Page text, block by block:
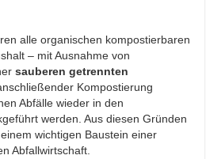
alle organischen kompostierbaren
– mit Ausnahme von
sauberen getrennten
Kompostierung
Abfälle wieder in den
werden. Aus diesen Gründen
wichtigen Baustein einer
Abfallwirtschaft.